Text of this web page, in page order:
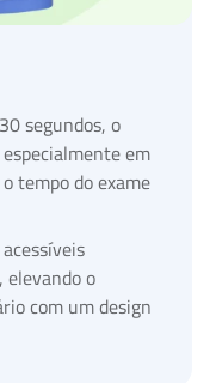
segundos, o
em
tempo do exame
elevando o
com um design